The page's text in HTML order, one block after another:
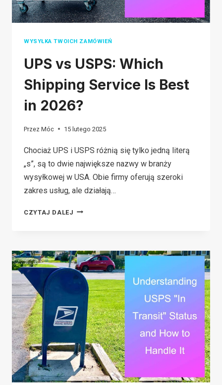
WYSYŁKA TWOICH ZAMÓWIEŃ
UPS vs USPS: Which
Shipping Service Is Best
in 2026?
Przez Móc 15 lutego 2025
Chociaż UPS i USPS różnią się tylko jedną literą
„s”, są to dwie największe nazwy w branży
wysyłkowej w USA. Obie firmy oferują szeroki
zakres usług, ale działają…
CZYTAJ DALEJ UPS
WHICH
SHIPPING
SERVICE
BEST
IN
2026?